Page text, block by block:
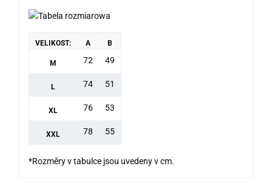
VELIKOST: A B
M 72 49
L 74 51
XL 76 53
XXL 78 55
*Rozměry v tabulce jsou uvedeny v cm.